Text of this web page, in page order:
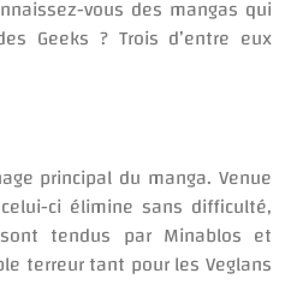
vous des mangas qui
Geeks ? Trois d’entre eux
principal du manga. Venue
ci élimine sans difficulté,
tendus par Minablos et
terreur tant pour les Veglans